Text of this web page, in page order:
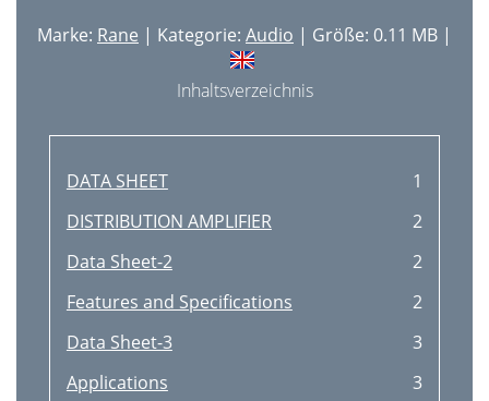
Marke: Rane | Kategorie: Audio | Größe: 0.11 MB |
Inhaltsverzeichnis
DATA SHEET
1
DISTRIBUTION AMPLIFIER
2
Data Sheet-2
2
Features and Specifications
2
Data Sheet-3
3
Applications
3